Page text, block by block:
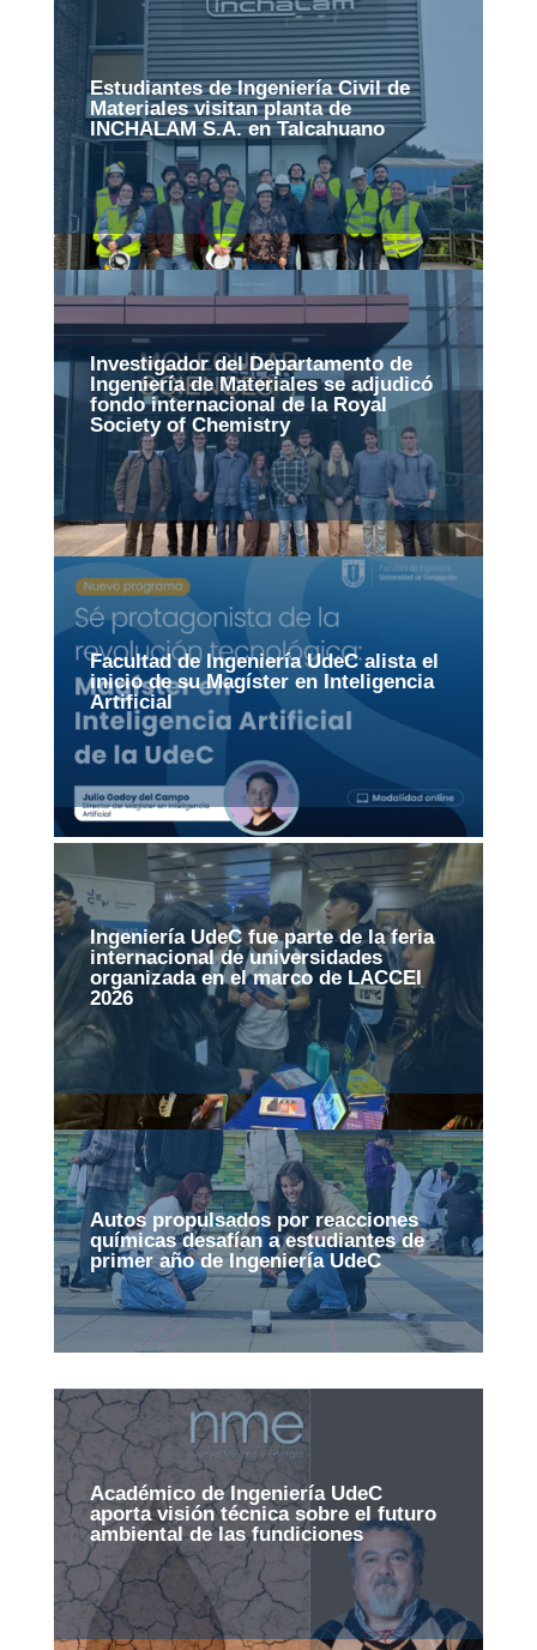
Estudiantes de Ingeniería Civil de
Materiales visitan planta de
INCHALAM S.A. en Talcahuano
Investigador del Departamento de
Ingeniería de Materiales se adjudicó
fondo internacional de la Royal
Society of Chemistry
Facultad de Ingeniería UdeC alista el
inicio de su Magíster en Inteligencia
Artificial
Ingeniería UdeC fue parte de la feria
internacional de universidades
organizada en el marco de LACCEI
2026
Autos propulsados por reacciones
químicas desafían a estudiantes de
primer año de Ingeniería UdeC
Académico de Ingeniería UdeC
aporta visión técnica sobre el futuro
ambiental de las fundiciones